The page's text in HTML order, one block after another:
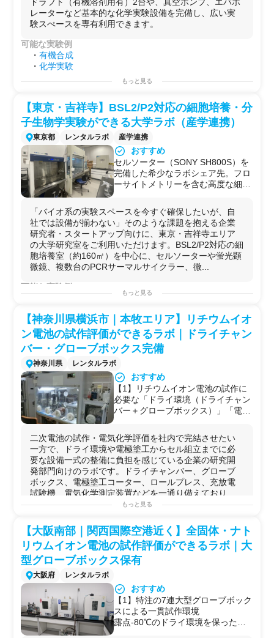
ドラフト（有機溶剤用有）2台や、真空ポンプ、エバポ
レーターなど基本的な化学実験設備を完備し、広い実
験スぺースを専有利用できます。
可能な実験例
・有機合成
・化学実験
もっと見る
【東京・吉祥寺】BSL2/P2対応の細胞培養・分
子生物学実験ができる大学ラボ（産学連携）
東京都 レンタルラボ 産学連携
おすすめ
セルソーター（SONY SH800S）を
完備した希少なラボシェア先。フロ
ーサイトメトリーを含む高度な細胞
微量分光光度計（NanoDrop
One）・化学発光蛍光撮影装置
（iBright CL750）など核酸・タンパ
ク質定量から画像解析まで一気通貫
で実施できる環境が整っています。
PCRサーマルサイクラーを4台（異
なるメーカー・型番）保有してお
の使い分けが可能です。
可）と都心からのアクセスが良好。
生化学・分子生物学・がん研究を専
門とする教授が直接窓口となるた
め、実験内容の相談や技術的な連携
もスムーズに進められます。
「バイオ系の実験スペースを今すぐ確保したいが、自
社では設備が揃わない」そのような課題を抱える企業
研究者・スタートアップ向けに、東京・吉祥寺エリア
の大学研究室をご利用いただけます。BSL2/P2対応の細
胞培養室（約160㎡）を中心に、セルソーターや蛍光顕
微鏡、複数台のPCRサーマルサイクラー、微...
可能な実験例
哺乳類細胞 ・微生物
PCR・q PCR・遺伝子発現解析
蛍光顕微鏡観察・蛍光免疫染色
ウェスタンブロッティング・ タンパク質
解析
核酸
（DNA・ RNA）の 抽出・定量（NanoDrop使用）
パルスフィールド電気泳動
血球計数・動物検体解析
微生物実験（ BSL1〜 BSL2
）
用途例
・自社にバイオ実験設備がなく、細胞培養とフローサイ
トメトリーを同一ラボで完結させたい
・分析装置の開発・評価フェーズにあり、培養系の実験
環境を一時的に確保したいスタートアップ・ベンチャー
企業が、プロジェクト期間中のみ利用するケース。
・蛍光顕微鏡や専用解析装置を保有していない企業が、
創薬・医療機器評価に向けた細胞観察・画像取得のため
に活用するケース。
・微生物・組換え体を扱う実験が必要な企業が、BSL2対
ケース。
・新規プロジェクト立ち上げ時に自社ラボ設立を待て
ず、すぐに実験を開始したい研究担当者が、既存設備を
活用してPoC検証を進めるケース。
もっと見る
【神奈川県横浜市｜本牧エリア】リチウムイオ
ン電池の試作評価ができるラボ｜ドライチャン
バー・グローブボックス完備
神奈川県 レンタルラボ
おすすめ
【1】リチウムイオン電池の試作に
必要な「ドライ環境（ドライチャン
バー＋グローブボックス）」「電極
ー）」「プレス」「充放電・電気化
学測定」が一拠点に揃っており、活
物質の混合からコインセル組立・サ
イクル評価までワンストップで実施
可能
【2】横浜エリアでは希少な、電池
試作から電気化学評価まで一貫対応
可能なラボ
乾燥機・ヒートシーラーなど主要装
置を複数台保有しており、複数条
件・複数サンプルの並行評価に対応
可能
SEM）を備えており、電極断面・粒
子形態の観察まで同一拠点内で完結
【5】機器持ち込みが可能なため、
利用者側の独自試作品・治具を持ち
二次電池の試作・電気化学評価を社内で完結させたい
一方で、ドライ環境や電極塗工からセル組立までに必
要な設備一式の整備に負担を感じている企業の研究開
発部門向けのラボです。ドライチャンバー、グローブ
ボックス、電極塗工コーター、ロールプレス、充放電
試験機、電気化学測定装置などを一通り備えており、
活物質...
可能な実験例
【1】有機系 電極活物質・電解液成分 ・ 添加剤等の
有機合
成（ヒュームフード・簡易ドラフト・ガス置換電気炉
・
各種ミキサー・真空 乾燥機等を活用）
【2】
リチウムイオン電池 の電極
燥・プレス
【3】コインセル／ラミネートセルの組立と
ル評価
【4】 電極材料のインピーダンス測定・電気化学
【5】正極／負極活物質のセル試作評価（次世代材料の性
能検証含む）
もっと見る
【大阪南部｜関西国際空港近く】全固体・ナト
リウムイオン電池の試作評価ができるラボ｜大
型グローブボックス保有
大阪府 レンタルラボ
おすすめ
【1】特注の7連大型グローブボック
スによる一貫試作環境
露点-80℃のドライ環境を保ったま